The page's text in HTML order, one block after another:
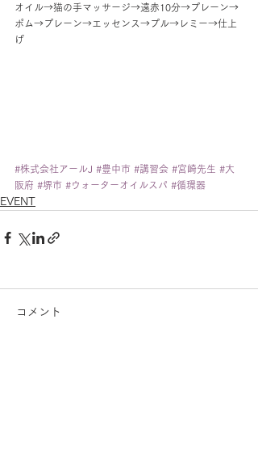
オイル→猫の手マッサージ→遠赤10分→プレーン→
ポム→プレーン→エッセンス→プル→レミー→仕上
げ
#株式会社アールJ #豊中市 #講習会 #宮崎先生 #大
阪府 #堺市 #ウォーターオイルスパ #循環器
EVENT
コメント